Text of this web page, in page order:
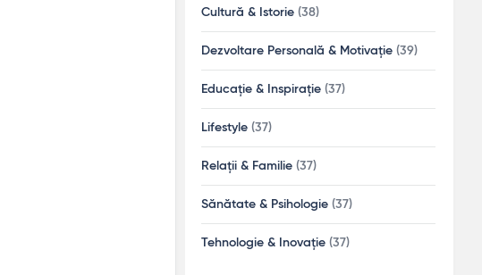
Cultură & Istorie (38)
Dezvoltare Personală & Motivație (39)
Educație & Inspirație (37)
Lifestyle (37)
Relații & Familie (37)
Sănătate & Psihologie (37)
Tehnologie & Inovație (37)